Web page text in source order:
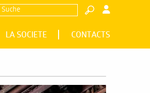
LA SOCIETE CONTACTS
Suche